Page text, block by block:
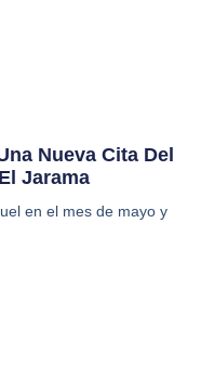
Nueva Cita Del
Jarama
en el mes de mayo y